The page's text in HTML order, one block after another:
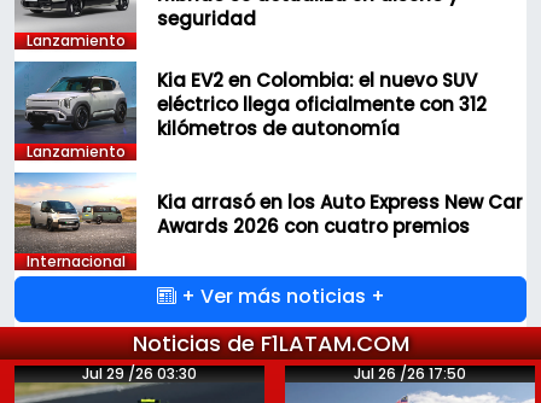
Lanzamiento
seguridad
Lanzamiento
Kia EV2 en Colombia: el nuevo SUV
eléctrico llega oficialmente con 312
kilómetros de autonomía
Internacional
Kia arrasó en los Auto Express New Car
Awards 2026 con cuatro premios
+ Ver más noticias +
Noticias de F1LATAM.COM
Jul 29 /26 03:30 Jul 26 /26 17:50